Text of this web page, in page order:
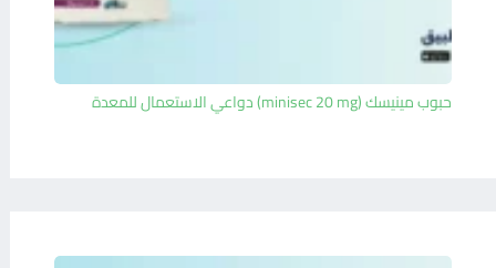
حبوب مينيسك (minisec 20 mg) دواعي الاستعمال للمعدة